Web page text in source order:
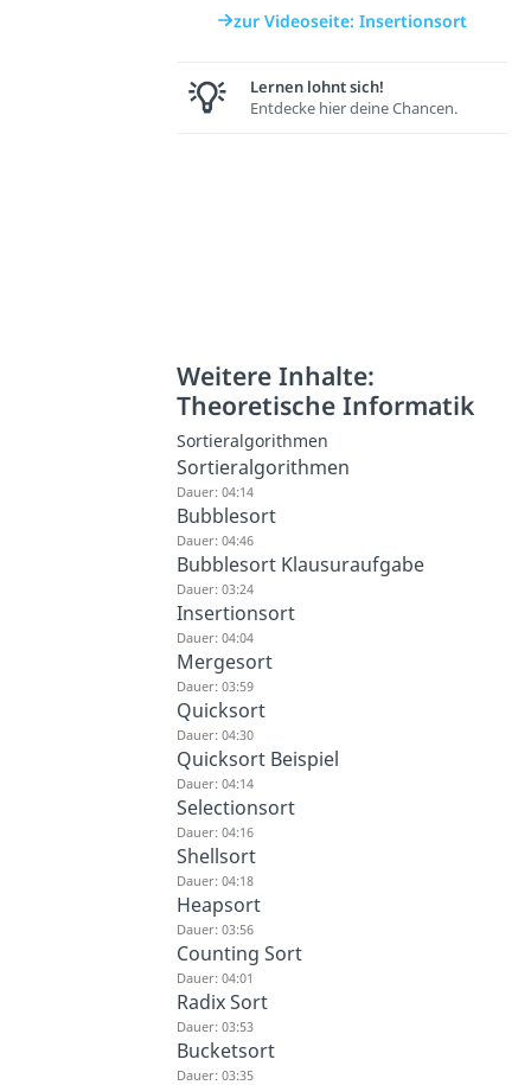
zur Videoseite: Insertionsort
Lernen lohnt sich!
Entdecke hier deine Chancen.
Weitere Inhalte:
Theoretische Informatik
Sortieralgorithmen
Sortieralgorithmen
Dauer: 04:14
Bubblesort
Dauer: 04:46
Bubblesort Klausuraufgabe
Dauer: 03:24
Insertionsort
Dauer: 04:04
Mergesort
Dauer: 03:59
Quicksort
Dauer: 04:30
Quicksort Beispiel
Dauer: 04:14
Selectionsort
Dauer: 04:16
Shellsort
Dauer: 04:18
Heapsort
Dauer: 03:56
Counting Sort
Dauer: 04:01
Radix Sort
Dauer: 03:53
Bucketsort
Dauer: 03:35